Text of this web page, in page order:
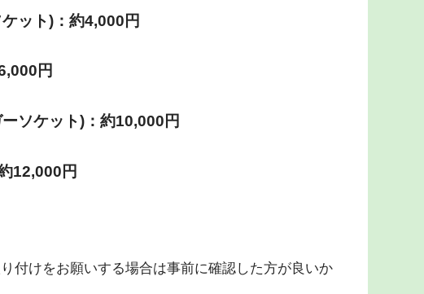
ット)：約4,000円
円
ソケット)：約10,000円
12,000円
付けをお願いする場合は事前に確認した方が良いか